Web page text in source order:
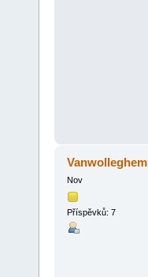
Vanwolleghem
Nov
Příspěvků: 7